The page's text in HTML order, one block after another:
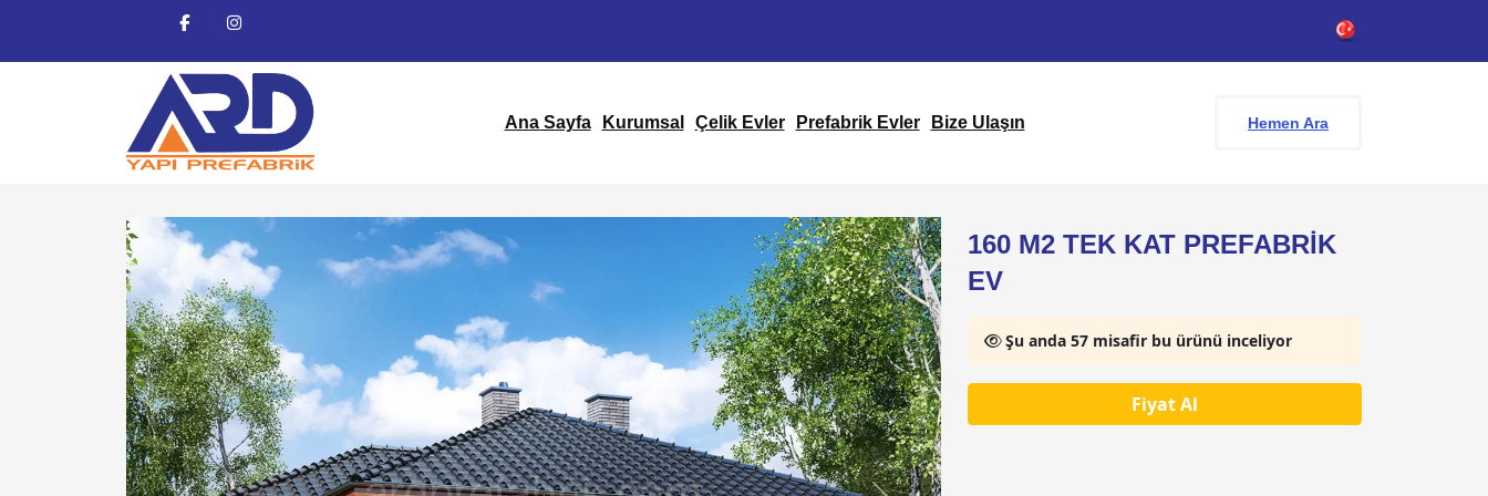
Ana Sayfa Kurumsal Çelik Evler Prefabrik Evler Bize Ulaşın Hemen Ara
160 M2 TEK KAT PREFABRİK
EV
Şu anda 57 misafir bu ürünü inceliyor
Fiyat Al